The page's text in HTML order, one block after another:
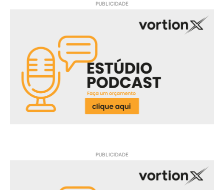
PUBLICIDADE
PUBLICIDADE